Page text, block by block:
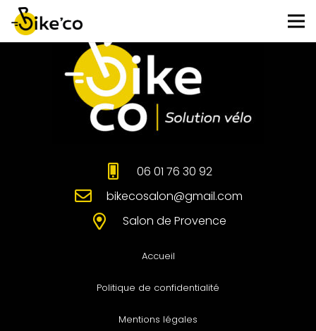
06 01 76 30 92
bikecosalon@gmail.com
Salon de Provence
Accueil
Politique de confidentialité
Mentions légales